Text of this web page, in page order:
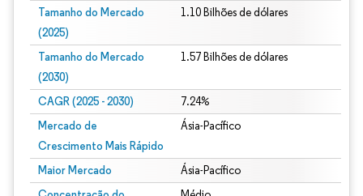
Tamanho do Mercado
(2025)
1.10 Bilhões de dólares
Tamanho do Mercado
(2030)
1.57 Bilhões de dólares
CAGR (2025 - 2030) 7.24%
Mercado de
Crescimento Mais Rápido
Ásia-Pacífico
Maior Mercado Ásia-Pacífico